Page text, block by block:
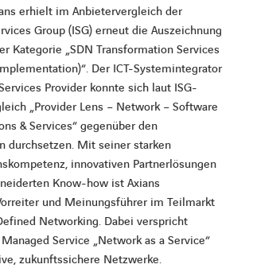
erhielt im Anbietervergleich der
Group (ISG) erneut die Auszeichnung
Kategorie „SDN Transformation Services
Der ICT-Systemintegrator
Provider konnte sich laut ISG-
„Provider Lens – Network – Software
& Services“ gegenüber den
durchsetzen. Mit seiner starken
innovativen Partnerlösungen
Know-how ist Axians
und Meinungsführer im Teilmarkt
Networking. Dabei verspricht
Service „Network as a Service“
zukunftssichere Netzwerke.